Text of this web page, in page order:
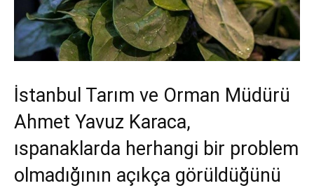
İstanbul Tarım ve Orman Müdürü
Ahmet Yavuz Karaca,
ıspanaklarda herhangi bir problem
olmadığının açıkça görüldüğünü